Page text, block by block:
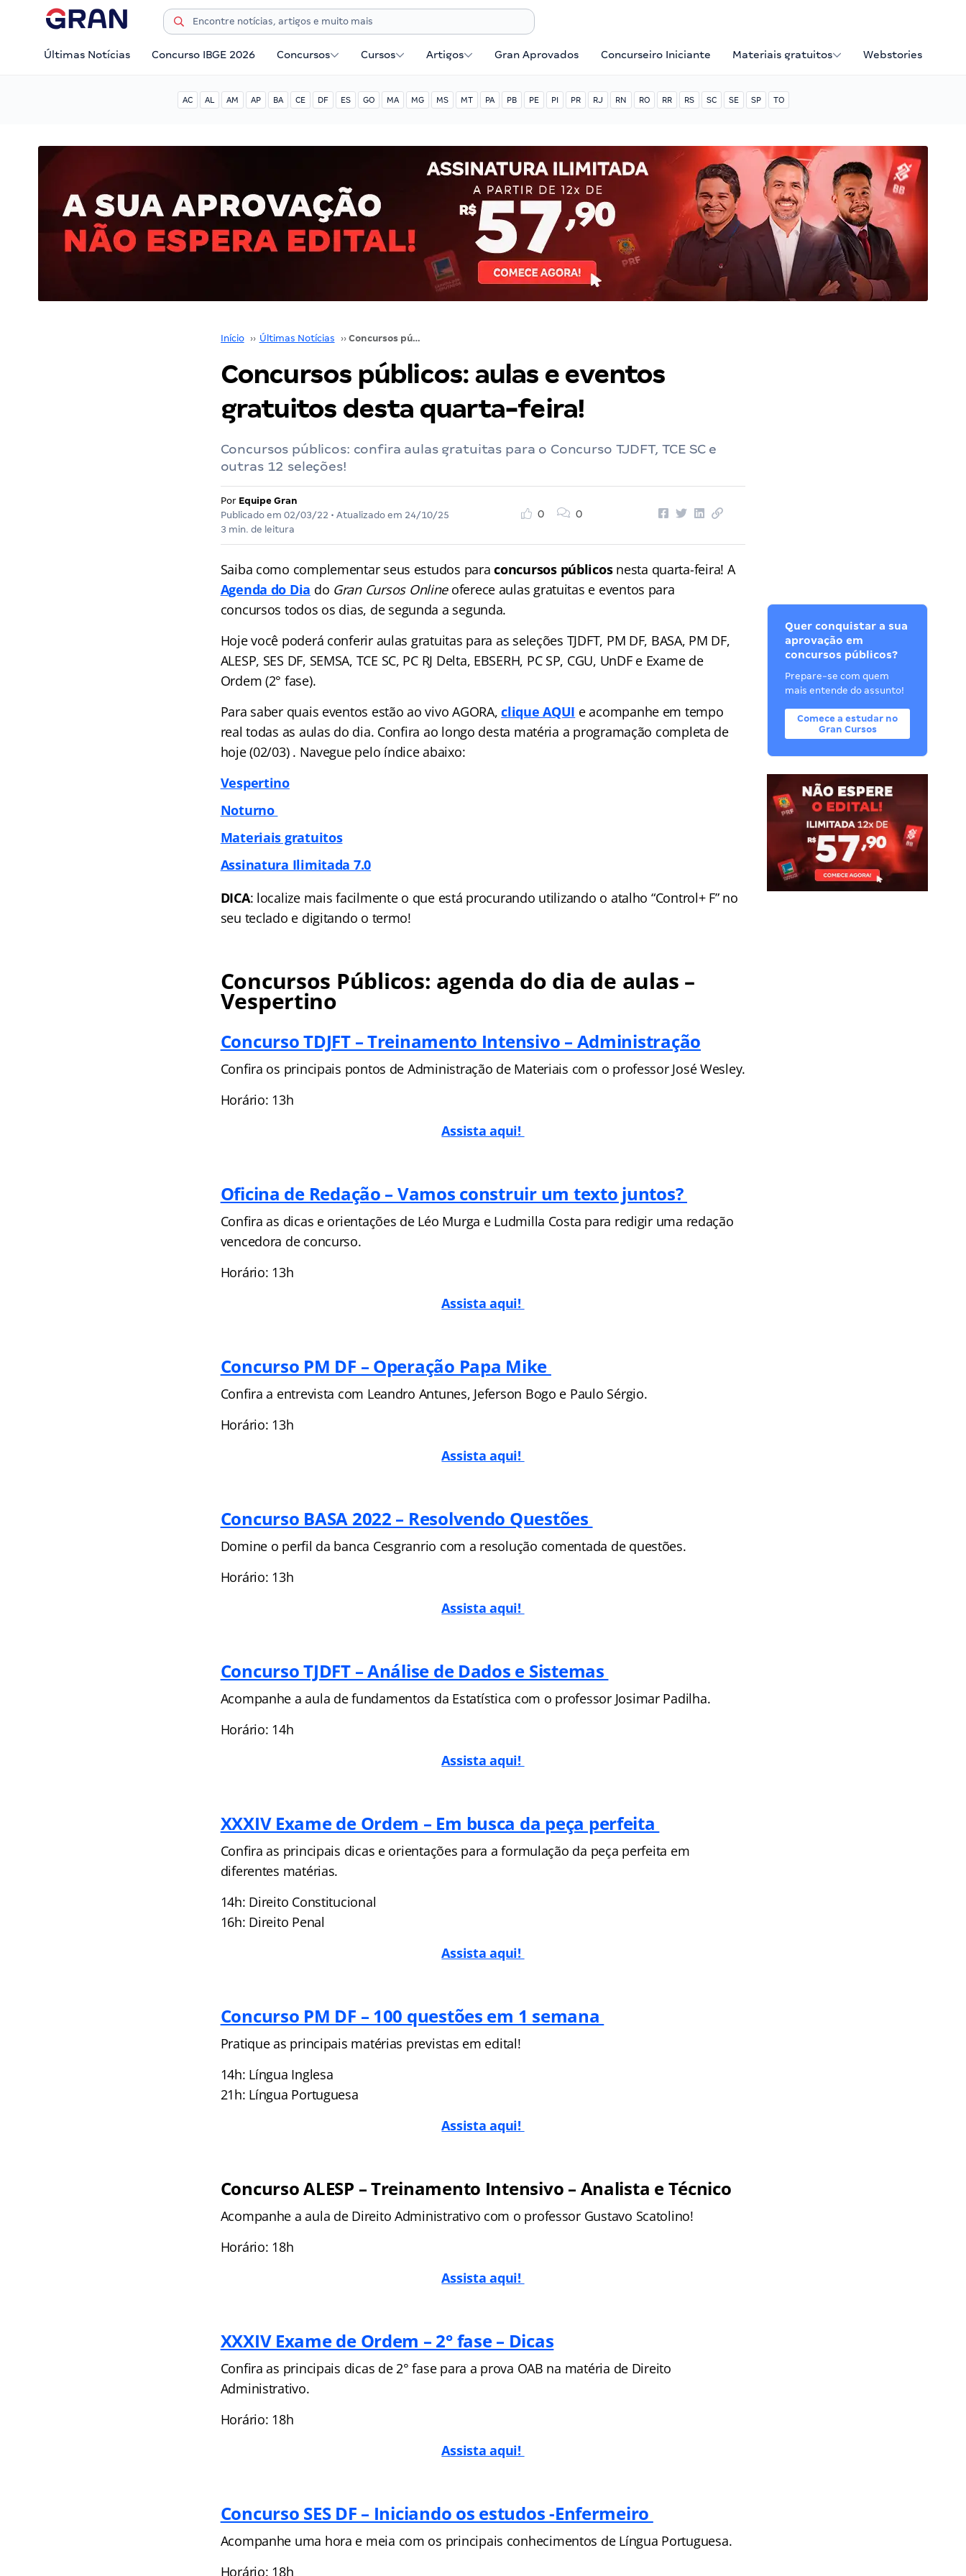
Últimas Notícias Concurso IBGE 2026 Concursos Cursos Artigos Gran Aprovados Concurseiro Iniciante Materiais gratuitos Webstories
AC AL AM AP BA CE DF ES GO MA MG MS MT PA PB PE PI PR RJ RN RO RR RS SC SE SP TO
Início ›› Últimas Notícias ›› Concursos públicos: aulas e eventos gratuitos desta quarta-feira!
Concursos públicos: aulas e eventos
gratuitos desta quarta-feira!
Concursos públicos: confira aulas gratuitas para o Concurso TJDFT, TCE SC e
outras 12 seleções!
Por Equipe Gran
Publicado em 02/03/22 • Atualizado em 24/10/25
3 min. de leitura
0 0
Saiba como complementar seus estudos para concursos públicosnesta quarta-feira! A
Agenda do Dia do Gran Cursos Online oferece aulas gratuitas e eventos para
concursos todos os dias, de segunda a segunda.
Hoje você poderá conferir aulas gratuitas para as seleções TJDFT, PM DF, BASA, PM DF,
ALESP, SES DF, SEMSA, TCE SC, PC RJ Delta, EBSERH, PC SP, CGU, UnDF e Exame de
Ordem (2° fase).
Para saber quais eventos estão ao vivo AGORA,clique AQUI e acompanhe em tempo
real todas as aulas do dia. Confira ao longo desta matéria a programação completa de
hoje (02/03) . Navegue pelo índiceabaixo:
Vespertino
Noturno
Materiais gratuitos
Assinatura Ilimitada 7.0
DICA: localize mais facilmente o que está procurando utilizando o atalho “Control+ F” no
seu teclado e digitando o termo!
Concursos Públicos: agenda do dia de aulas –
Vespertino
Concurso TDJFT – Treinamento Intensivo – Administração
Confira os principais pontos de Administração de Materiais com o professor José Wesley.
Horário: 13h
Assista aqui!
Oficina de Redação – Vamos construir um texto juntos?
Confira as dicas e orientações de Léo Murga e Ludmilla Costa para redigir uma redação
vencedora de concurso.
Horário: 13h
Assista aqui!
Concurso PM DF – Operação Papa Mike
Confira a entrevista com Leandro Antunes, Jeferson Bogo e Paulo Sérgio.
Horário: 13h
Assista aqui!
Concurso BASA 2022 – Resolvendo Questões
Domine o perfil da banca Cesgranrio com a resolução comentada de questões.
Horário: 13h
Assista aqui!
Concurso TJDFT – Análise de Dados e Sistemas
Acompanhe a aula de fundamentos da Estatística com o professor Josimar Padilha.
Horário: 14h
Assista aqui!
XXXIV Exame de Ordem – Em busca da peça perfeita
Confira as principais dicas e orientações para a formulação da peça perfeita em
diferentes matérias.
14h: Direito Constitucional
16h: Direito Penal
Assista aqui!
Concurso PM DF – 100 questões em 1 semana
Pratique as principais matérias previstas em edital!
14h: Língua Inglesa
21h: Língua Portuguesa
Assista aqui!
Concurso ALESP – Treinamento Intensivo – Analista e Técnico
Acompanhe a aula de Direito Administrativo com o professor Gustavo Scatolino!
Horário: 18h
Assista aqui!
XXXIV Exame de Ordem – 2° fase – Dicas
Confira as principais dicas de 2° fase para a prova OAB na matéria de Direito
Administrativo.
Horário: 18h
Assista aqui!
Concurso SES DF – Iniciando os estudos -Enfermeiro
Acompanhe uma hora e meia com os principais conhecimentos de Língua Portuguesa.
Horário: 18h
Quer conquistar a sua
aprovação em
concursos públicos?
Prepare-se com quem
mais entende do assunto!
Comece a estudar no
Gran Cursos